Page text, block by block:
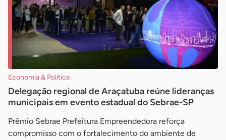
Economia & Política
Delegação regional de Araçatuba reúne lideranças
municipais em evento estadual do Sebrae-SP
Prêmio Sebrae Prefeitura Empreendedora reforça
compromisso com o fortalecimento do ambiente de